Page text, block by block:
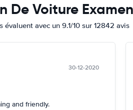
De Voiture
évaluent avec un 9.1/10 sur 12842 avis
30-12-2020
and friendly.